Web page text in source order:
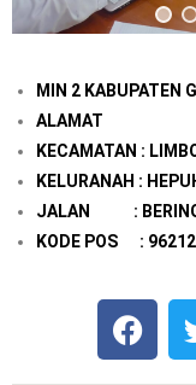
MIN 2 KABUPATEN
ALAMAT
KECAMATAN :
KELURANAH :
JALAN :
KODE POS : 96212